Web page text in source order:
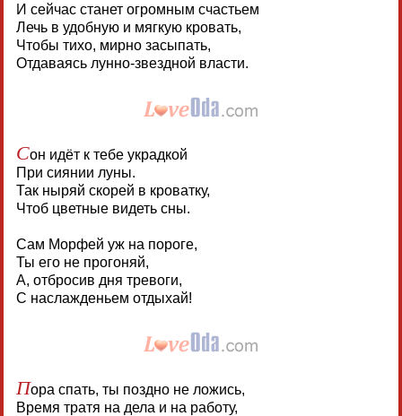
И сейчас станет огромным счастьем
Лечь в удобную и мягкую кровать,
Чтобы тихо, мирно засыпать,
Отдаваясь лунно-звездной власти.
Сон идёт к тебе украдкой
При сиянии луны.
Так ныряй скорей в кроватку,
Чтоб цветные видеть сны.
Сам Морфей уж на пороге,
Ты его не прогоняй,
А, отбросив дня тревоги,
С наслажденьем отдыхай!
Пора спать, ты поздно не ложись,
Время тратя на дела и на работу,